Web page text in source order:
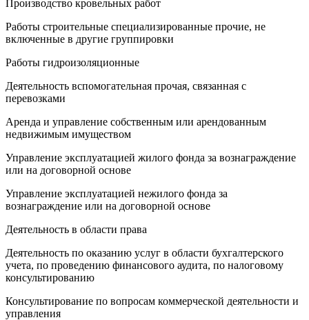
Производство кровельных работ
Работы строительные специализированные прочие, не
включенные в другие группировки
Работы гидроизоляционные
Деятельность вспомогательная прочая, связанная с
перевозками
Аренда и управление собственным или арендованным
недвижимым имуществом
Управление эксплуатацией жилого фонда за вознаграждение
или на договорной основе
Управление эксплуатацией нежилого фонда за
вознаграждение или на договорной основе
Деятельность в области права
Деятельность по оказанию услуг в области бухгалтерского
учета, по проведению финансового аудита, по налоговому
консультированию
Консультирование по вопросам коммерческой деятельности и
управления